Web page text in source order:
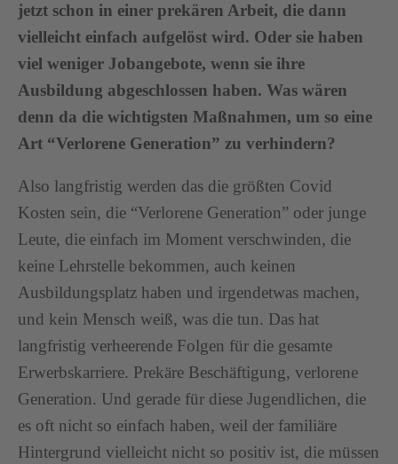
jetzt schon in einer prekären Arbeit, die dann
vielleicht einfach aufgelöst wird. Oder sie haben
viel weniger Jobangebote, wenn sie ihre
Ausbildung abgeschlossen haben. Was wären
denn da die wichtigsten Maßnahmen, um so eine
Art “Verlorene Generation” zu verhindern?
Also langfristig werden das die größten Covid
Kosten sein, die “Verlorene Generation” oder junge
Leute, die einfach im Moment verschwinden, die
keine Lehrstelle bekommen, auch keinen
Ausbildungsplatz haben und irgendetwas machen,
und kein Mensch weiß, was die tun. Das hat
langfristig verheerende Folgen für die gesamte
Erwerbskarriere. Prekäre Beschäftigung, verlorene
Generation. Und gerade für diese Jugendlichen, die
es oft nicht so einfach haben, weil der familiäre
Hintergrund vielleicht nicht so positiv ist, die müssen